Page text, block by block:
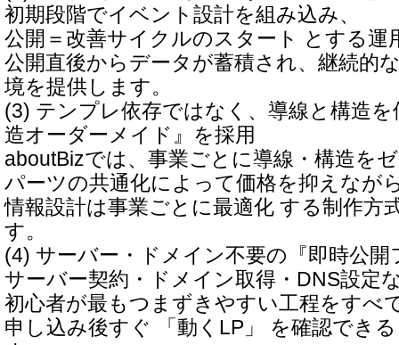
初期段階でイベント設計を組み込み、
公開＝改善サイクルのスタート とする運
公開直後からデータが蓄積され、継続的
境を提供します。
(3) テンプレ依存ではなく、導線と構造
造オーダーメイド』を採用
aboutBizでは、事業ごとに導線・構造を
パーツの共通化によって価格を抑えなが
情報設計は事業ごとに最適化 する制作方
す。
(4) サーバー・ドメイン不要の『即時公開
サーバー契約・ドメイン取得・DNS設定
初心者が最もつまずきやすい工程をすべ
申し込み後すぐ 「動くLP」 を確認でき